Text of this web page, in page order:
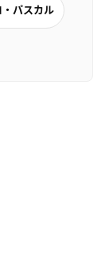
パスカル